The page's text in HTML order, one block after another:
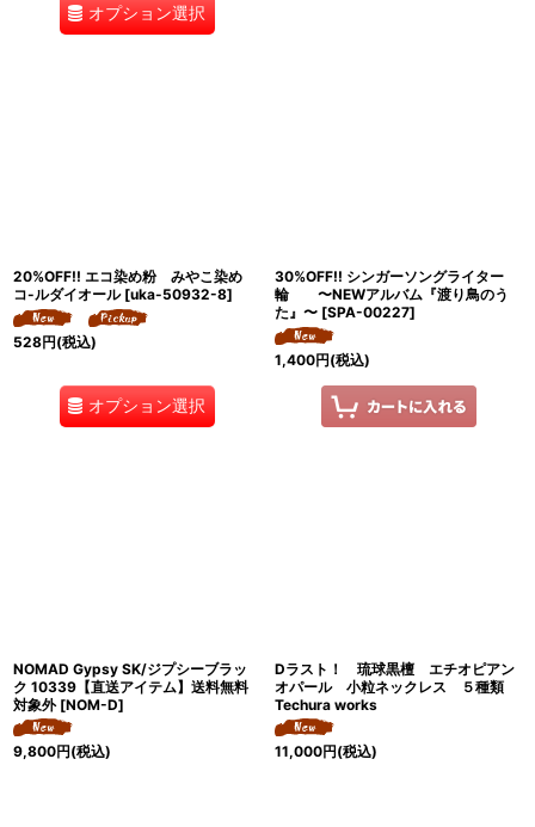
オプション選択
20%OFF!! エコ染め粉 みやこ染め
コ-ルダイオール [uka-50932-8]
528円(税込)
オプション選択
30%OFF!! シンガーソングライター
輪 〜NEWアルバム『渡り鳥のう
た』〜 [SPA-00227]
1,400円(税込)
NOMAD Gypsy SK/ジプシーブラッ
ク 10339【直送アイテム】送料無料
対象外 [NOM-D]
9,800円(税込)
Dラスト！ 琉球黒檀 エチオピアン
オパール 小粒ネックレス ５種類
Techura works
11,000円(税込)